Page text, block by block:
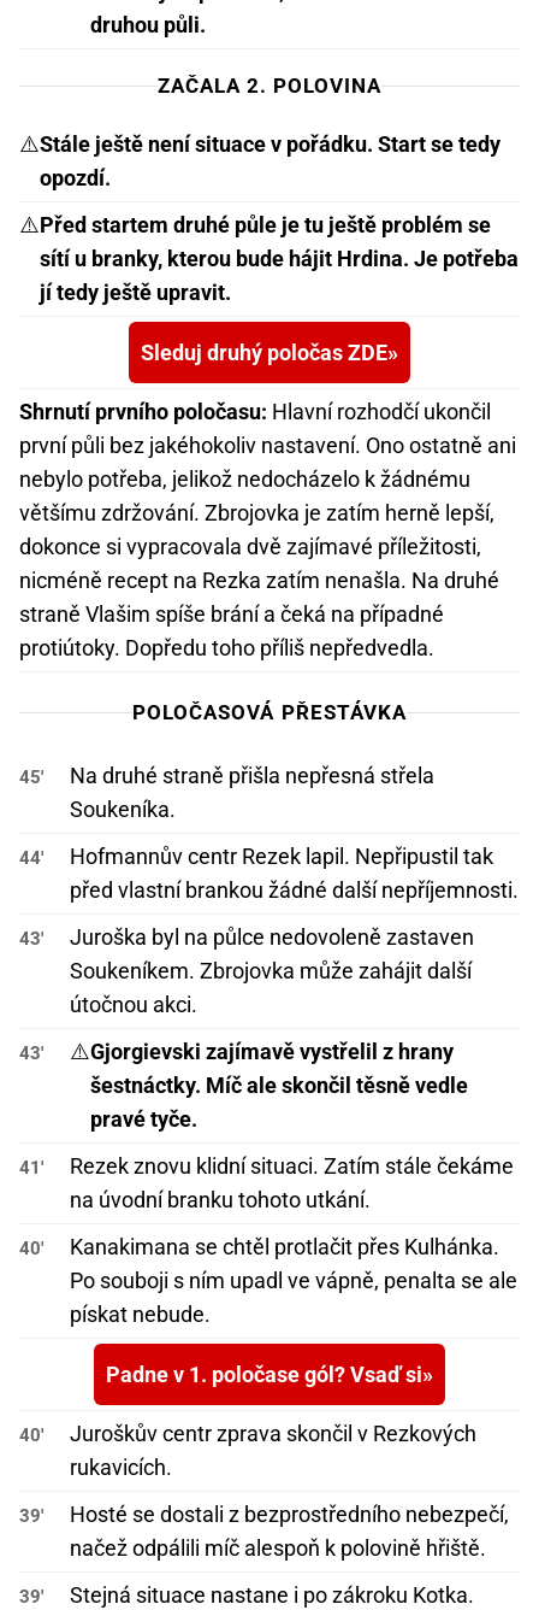
druhou půli.
ZAČALA 2. POLOVINA
⚠️Stále ještě není situace v pořádku. Start se tedy
opozdí.
⚠️Před startem druhé půle je tu ještě problém se
sítí u branky, kterou bude hájit Hrdina. Je potřeba
jí tedy ještě upravit.
Sleduj druhý poločas ZDE
Shrnutí prvního poločasu: Hlavní rozhodčí ukončil
první půli bez jakéhokoliv nastavení. Ono ostatně ani
nebylo potřeba, jelikož nedocházelo k žádnému
většímu zdržování. Zbrojovka je zatím herně lepší,
dokonce si vypracovala dvě zajímavé příležitosti,
nicméně recept na Rezka zatím nenašla. Na druhé
straně Vlašim spíše brání a čeká na případné
protiútoky. Dopředu toho příliš nepředvedla.
POLOČASOVÁ PŘESTÁVKA
45'
Na druhé straně přišla nepřesná střela
Soukeníka.
44'
Hofmannův centr Rezek lapil. Nepřipustil tak
před vlastní brankou žádné další nepříjemnosti.
43'
Juroška byl na půlce nedovoleně zastaven
Soukeníkem. Zbrojovka může zahájit další
útočnou akci.
43' ⚠️Gjorgievski zajímavě vystřelil z hrany
šestnáctky. Míč ale skončil těsně vedle
pravé tyče.
41'
Rezek znovu klidní situaci. Zatím stále čekáme
na úvodní branku tohoto utkání.
40'
Kanakimana se chtěl protlačit přes Kulhánka.
Po souboji s ním upadl ve vápně, penalta se ale
pískat nebude.
Padne v 1. poločase gól? Vsaď si
40'
Juroškův centr zprava skončil v Rezkových
rukavicích.
39'
Hosté se dostali z bezprostředního nebezpečí,
načež odpálili míč alespoň k polovině hřiště.
39' Stejná situace nastane i po zákroku Kotka.